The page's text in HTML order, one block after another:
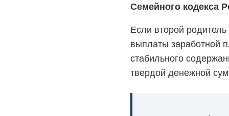
Семейного кодекса
Если второй
выплаты заработной
стабильного
твердой денежной